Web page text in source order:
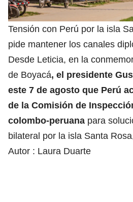
Tensión con Perú por la isla
pide mantener los canales
Desde Leticia, en la
de Boyacá, el presidente
este 7 de agosto que Perú
de la Comisión de
colombo-peruana para
bilateral por la isla Santa
Autor : Laura Duarte